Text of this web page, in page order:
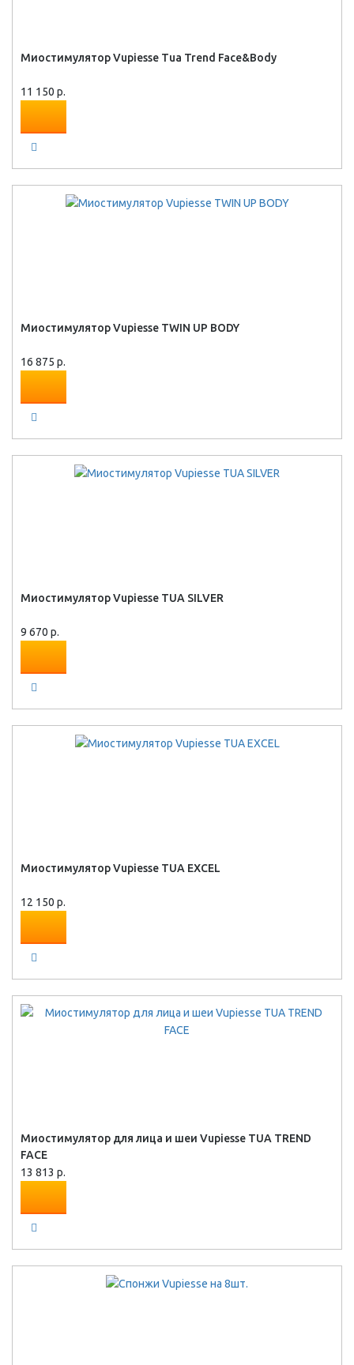
Миостимулятор Vupiesse Tua Trend Face&Body
11 150 р.
Миостимулятор Vupiesse TWIN UP BODY
16 875 р.
Миостимулятор Vupiesse TUA SILVER
9 670 р.
Миостимулятор Vupiesse TUA EXCEL
12 150 р.
Миостимулятор для лица и шеи Vupiesse TUA TREND
FACE
13 813 р.